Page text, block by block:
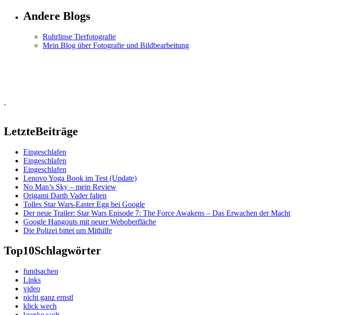
Andere Blogs
Ruhrlinse Tierfotografie
Mein Blog über Fotografie und Bildbearbeitung
LetzteBeiträge
Eingeschlafen
Eingeschlafen
Eingeschlafen
Lenovo Yoga Book im Test (Update)
No Man’s Sky – mein Review
Origami Darth Vader falten
Tolles Star Wars-Easter Egg bei Google
Der neue Trailer: Star Wars Episode 7: The Force Awakens – Das Erwachen der Macht
Google Hangouts mit neuer Weboberfläche
Die Polizei bittet um Mithilfe
Top10Schlagwörter
fundsachen
Links
video
nicht ganz ernstl
klick wech